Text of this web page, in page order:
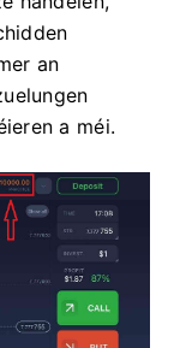
an
a méi.